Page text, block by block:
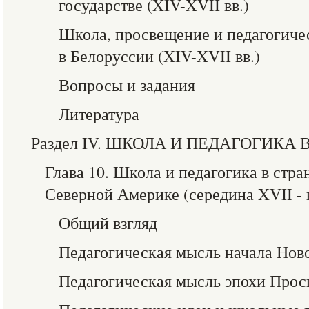
государстве (XIV-XVII вв.)
Школа, просвещение и
в Белоруссии (XIV-XVII вв.)
Вопросы и задания
Литература
Раздел IV. ШКОЛА И
Глава 10. Школа и педагогика в
Северной Америке (середина XVII
Общий взгляд
Педагогическая мысль начала
Педагогическая мысль эпохи